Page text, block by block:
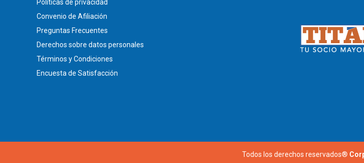
Políticas de privacidad
Convenio de Afiliación
Preguntas Frecuentes
Derechos sobre datos personales
Términos y Condiciones
Encuesta de Satisfacción
Todos los derechos reservados®